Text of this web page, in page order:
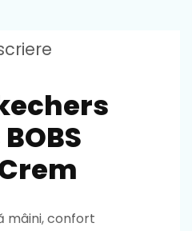
mâini, confort